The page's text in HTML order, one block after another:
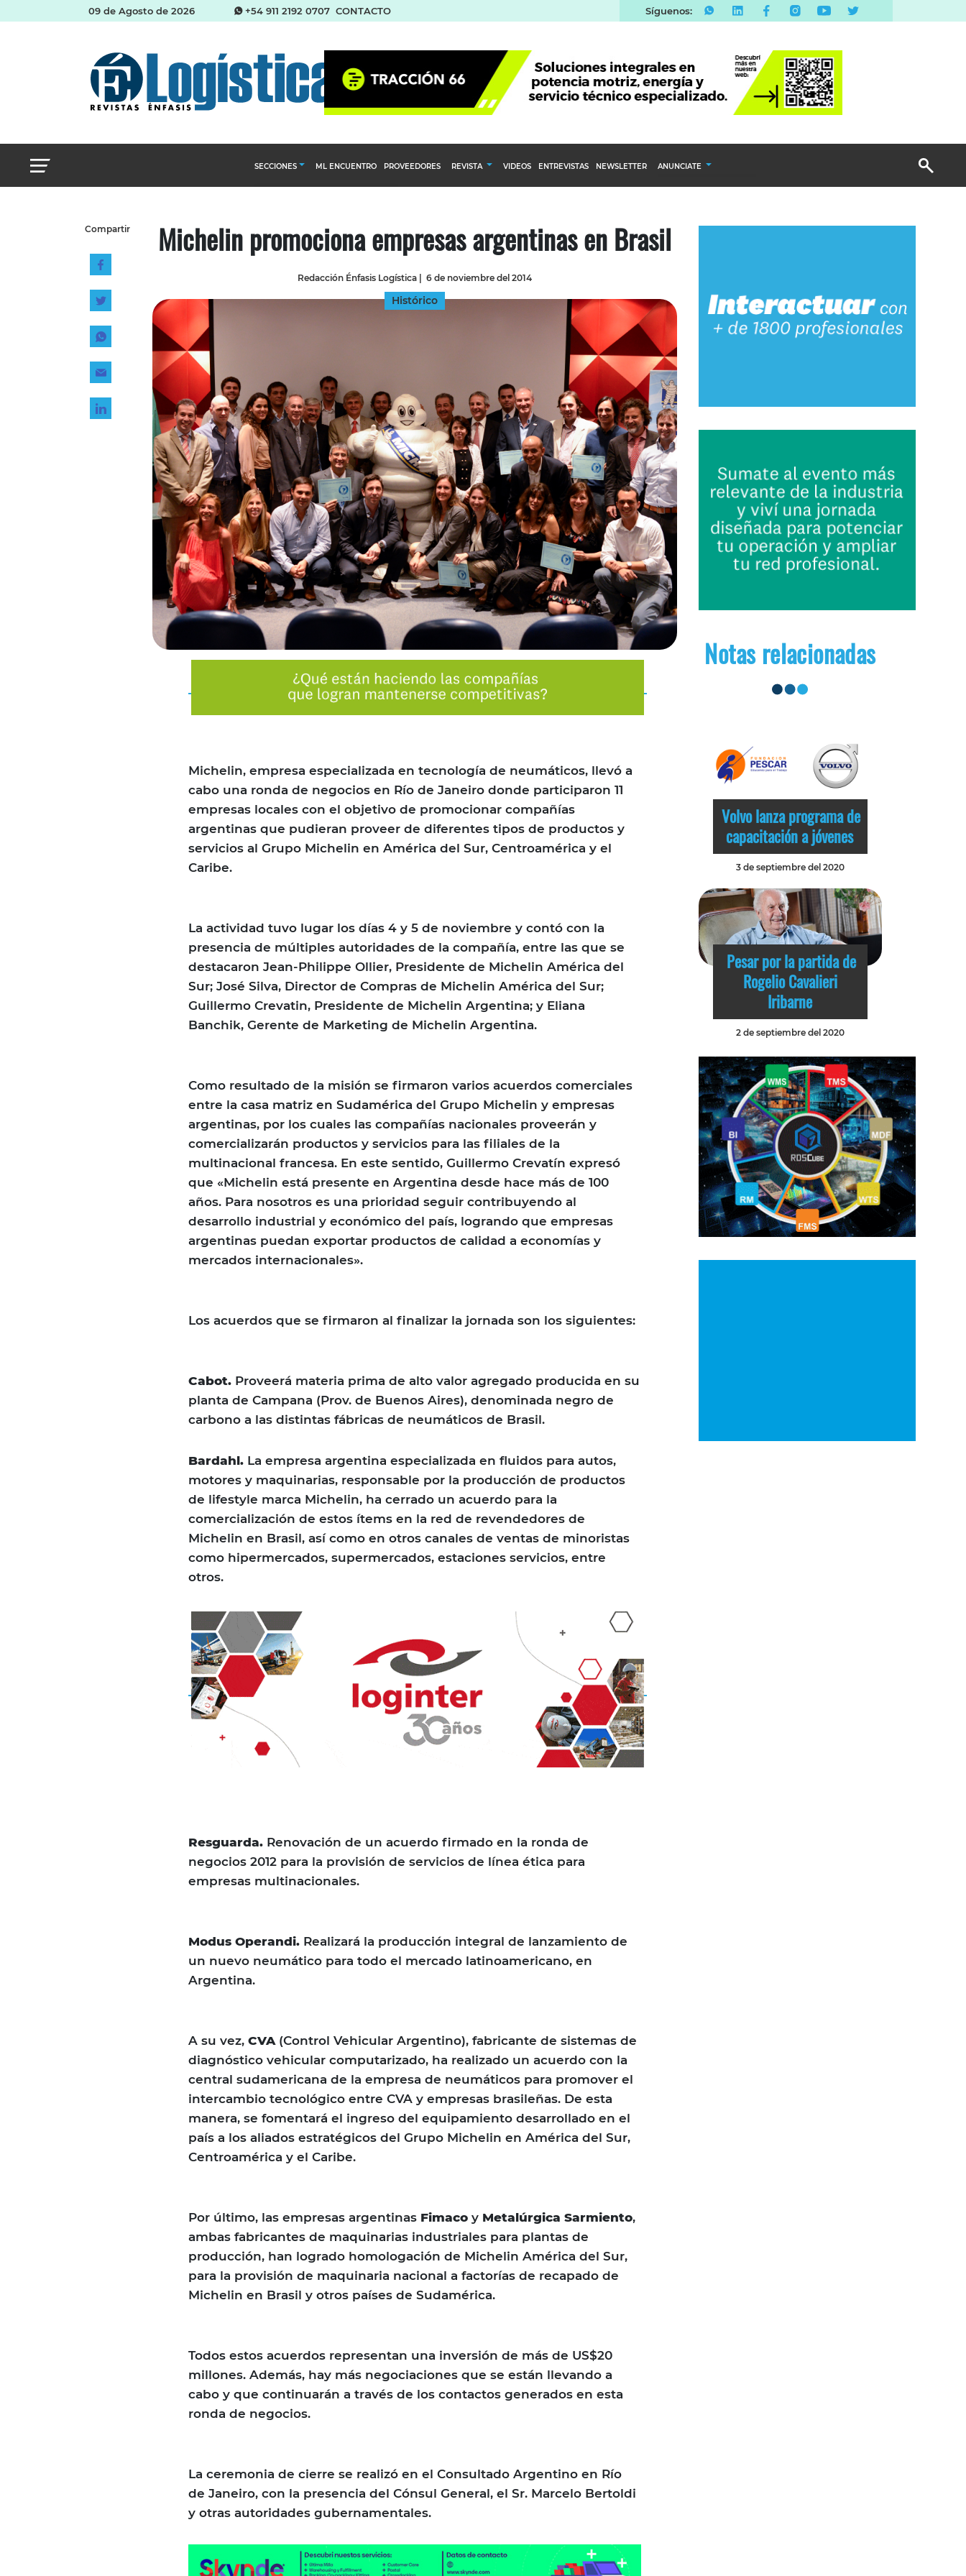
09 de Agosto de 2026 +54 911 2192 0707 CONTACTO Síguenos:
SECCIONES
Almacenes e inventarios
Logística y distribución
ML ENCUENTRO PROVEEDORES REVISTA
SUSCRÍBASE
VIDEOS ENTREVISTAS NEWSLETTER ANUNCIATE
Email Marketing
Compartir Michelin promociona empresas argentinas en Brasil
Redacción Énfasis Logística 6 de noviembre del 2014
Histórico
Michelin, empresa especializada en tecnología de neumáticos, llevó a
cabo una ronda de negocios en Río de Janeiro donde participaron 11
empresas locales con el objetivo de promocionar compañías
argentinas que pudieran proveer de diferentes tipos de productos y
servicios al Grupo Michelin en América del Sur, Centroamérica y el
Caribe.
La actividad tuvo lugar los días 4 y 5 de noviembre y contó con la
presencia de múltiples autoridades de la compañía, entre las que se
destacaron Jean-Philippe Ollier, Presidente de Michelin América del
Sur; José Silva, Director de Compras de Michelin América del Sur;
Guillermo Crevatin, Presidente de Michelin Argentina; y Eliana
Banchik, Gerente de Marketing de Michelin Argentina.
Como resultado de la misión se firmaron varios acuerdos comerciales
entre la casa matriz en Sudamérica del Grupo Michelin y empresas
argentinas, por los cuales las compañías nacionales proveerán y
comercializarán productos y servicios para las filiales de la
multinacional francesa. En este sentido, Guillermo Crevatín expresó
que «Michelin está presente en Argentina desde hace más de 100
años. Para nosotros es una prioridad seguir contribuyendo al
desarrollo industrial y económico del país, logrando que empresas
argentinas puedan exportar productos de calidad a economías y
mercados internacionales».
Los acuerdos que se firmaron al finalizar la jornada son los siguientes:
Cabot. Proveerá materia prima de alto valor agregado producida en su
planta de Campana (Prov. de Buenos Aires), denominada negro de
carbono a las distintas fábricas de neumáticos de Brasil.
Bardahl. La empresa argentina especializada en fluidos para autos,
motores y maquinarias, responsable por la producción de productos
de lifestyle marca Michelin, ha cerrado un acuerdo para la
comercialización de estos ítems en la red de revendedores de
Michelin en Brasil, así como en otros canales de ventas de minoristas
como hipermercados, supermercados, estaciones servicios, entre
otros.
Resguarda. Renovación de un acuerdo firmado en la ronda de
negocios 2012 para la provisión de servicios de línea ética para
empresas multinacionales.
Modus Operandi. Realizará la producción integral de lanzamiento de
un nuevo neumático para todo el mercado latinoamericano, en
Argentina.
A su vez, CVA (Control Vehicular Argentino), fabricante de sistemas de
diagnóstico vehicular computarizado, ha realizado un acuerdo con la
central sudamericana de la empresa de neumáticos para promover el
intercambio tecnológico entre CVA y empresas brasileñas. De esta
manera, se fomentará el ingreso del equipamiento desarrollado en el
país a los aliados estratégicos del Grupo Michelin en América del Sur,
Centroamérica y el Caribe.
Por último, las empresas argentinas Fimaco y Metalúrgica Sarmiento,
ambas fabricantes de maquinarias industriales para plantas de
producción, han logrado homologación de Michelin América del Sur,
para la provisión de maquinaria nacional a factorías de recapado de
Michelin en Brasil y otros países de Sudamérica.
Todos estos acuerdos representan una inversión de más de US$20
millones. Además, hay más negociaciones que se están llevando a
cabo y que continuarán a través de los contactos generados en esta
ronda de negocios.
La ceremonia de cierre se realizó en el Consultado Argentino en Río
de Janeiro, con la presencia del Cónsul General, el Sr. Marcelo Bertoldi
y otras autoridades gubernamentales.
Notas relacionadas
Volvo lanza programa de
capacitación a jóvenes
3 de septiembre del 2020
Pesar por la partida de
Rogelio Cavalieri
Iribarne
2 de septiembre del 2020